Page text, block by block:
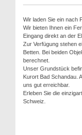
Wir laden Sie ein nach
Wir bieten Ihnen ein
Eingang direkt an der
Zur Verfügung stehen
Betten. Bei beiden
berechnet.
Unser Grundstück
Kurort Bad Schandau.
uns gut erreichbar.
Erleben Sie die
Schweiz.